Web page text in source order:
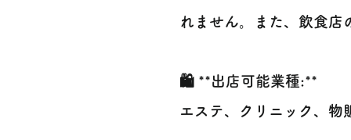
れません。また、飲食店
🛍️ **出店可能業種:**
エステ、クリニック、物